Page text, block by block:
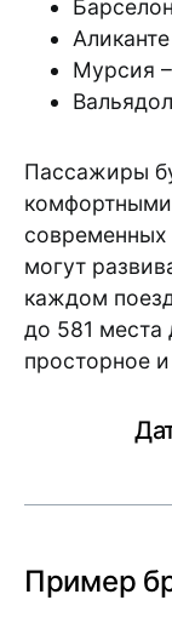
Мурсия
Пассажиры
современных
могут
каждом
до 581 места
просторное
Пример